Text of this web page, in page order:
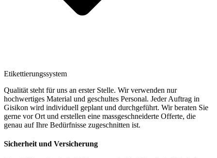
Etikettierungssystem
Qualität steht für uns an erster Stelle. Wir verwenden nur
hochwertiges Material und geschultes Personal. Jeder Auftrag in
Gisikon wird individuell geplant und durchgeführt. Wir beraten Sie
gerne vor Ort und erstellen eine massgeschneiderte Offerte, die
genau auf Ihre Bedürfnisse zugeschnitten ist.
Sicherheit und Versicherung